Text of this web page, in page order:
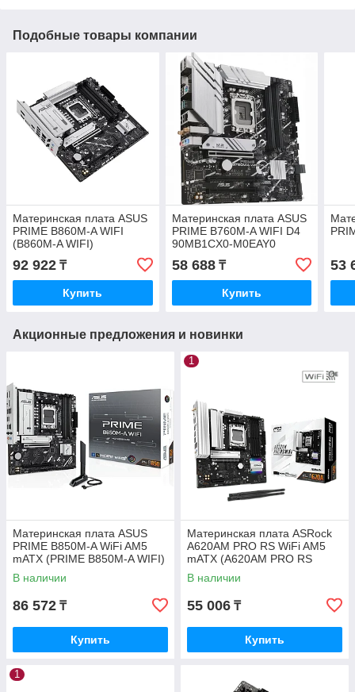
Подобные товары компании
Материнская плата ASUS
PRIME B860M-A WIFI
(B860M-A WIFI)
92 922 ₸
Купить
Материнская плата ASUS
PRIME B760M-A WIFI D4
90MB1CX0-M0EAY0
58 688₸
Купить
53
Акционные предложения и новинки
Материнская плата ASUS
PRIME B850M-A WiFi AM5
mATX (PRIME B850M-A WIFI)
В наличии
86 572 ₸
Купить
1
Материнская плата ASRock
A620AM PRO RS WiFi AM5
mATX (A620AM PRO RS
WIFI)
В наличии
55 006 ₸
Купить
1